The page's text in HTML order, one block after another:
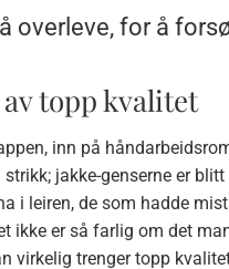
overleve, for å
topp kvalitet
inn på
jakke-genserne er
i leiren, de som hadde
ikke er så farlig om det
virkelig trenger topp